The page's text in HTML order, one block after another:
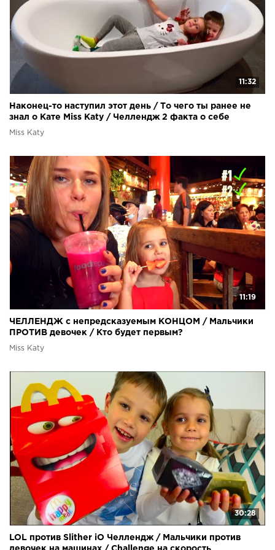
11:32
Наконец-то наступил этот день / То чего ты ранее не
знал о Кате Miss Katy / Челлендж 2 факта о себе
Miss Katy
11:19
ЧЕЛЛЕНДЖ с непредсказуемым КОНЦОМ / Мальчики
ПРОТИВ девочек / Кто будет первым?
Miss Katy
30:28
LOL против Slither iO Челлендж / Мальчики против